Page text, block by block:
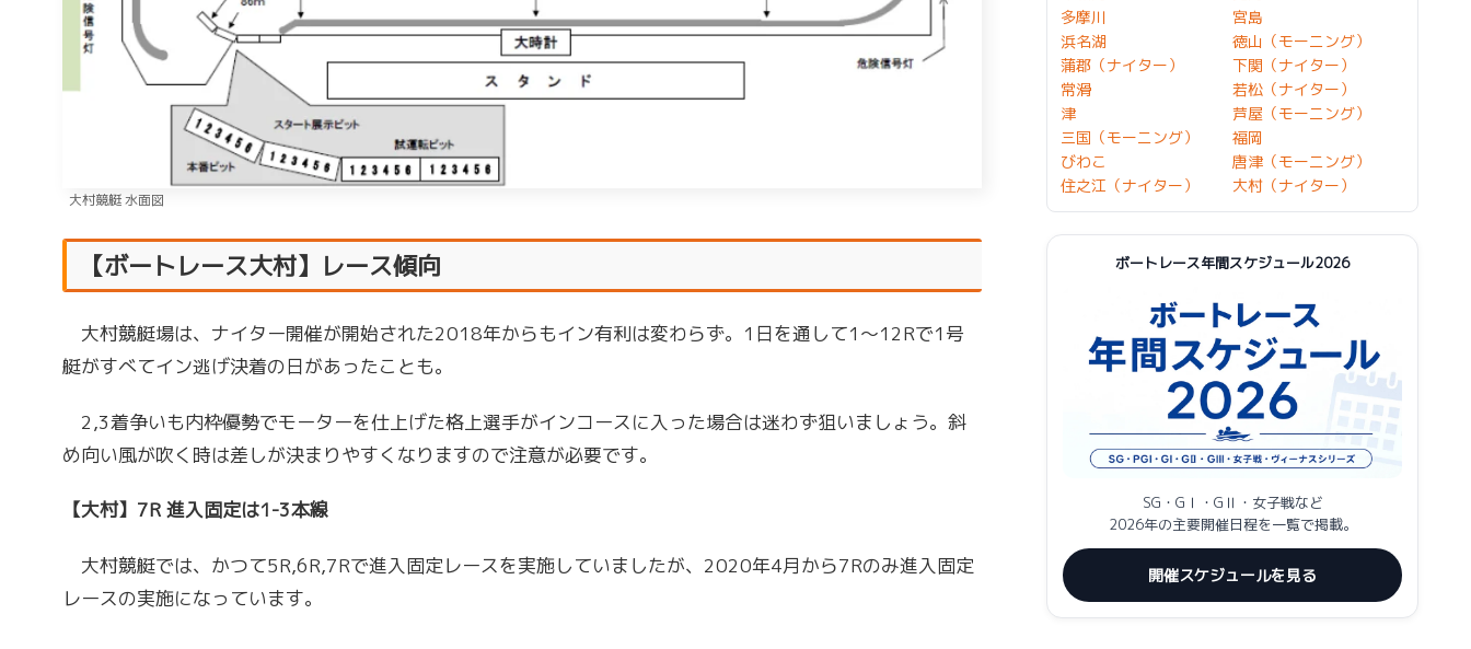
大村競艇 水面図
【ボートレース大村】レース傾向
大村競艇場は、ナイター開催が開始された2018年からもイン有利は変わらず。1日を通して1～12Rで1号
艇がすべてイン逃げ決着の日があったことも。
2,3着争いも内枠優勢でモーターを仕上げた格上選手がインコースに入った場合は迷わず狙いましょう。斜
め向い風が吹く時は差しが決まりやすくなりますので注意が必要です。
【大村】7R 進入固定は1-3本線
大村競艇では、かつて5R,6R,7Rで進入固定レースを実施していましたが、2020年4月から7Rのみ進入固定
レースの実施になっています。
多摩川
浜名湖
蒲郡（ナイター）
常滑
津
三国（モーニング）
びわこ
住之江（ナイター）
宮島
徳山（モーニング）
下関（ナイター）
若松（ナイター）
芦屋（モーニング）
福岡
唐津（モーニング）
大村（ナイター）
ボートレース年間スケジュール2026
SG・GⅠ・GⅡ・女子戦など
2026年の主要開催日程を一覧で掲載。
開催スケジュールを見る